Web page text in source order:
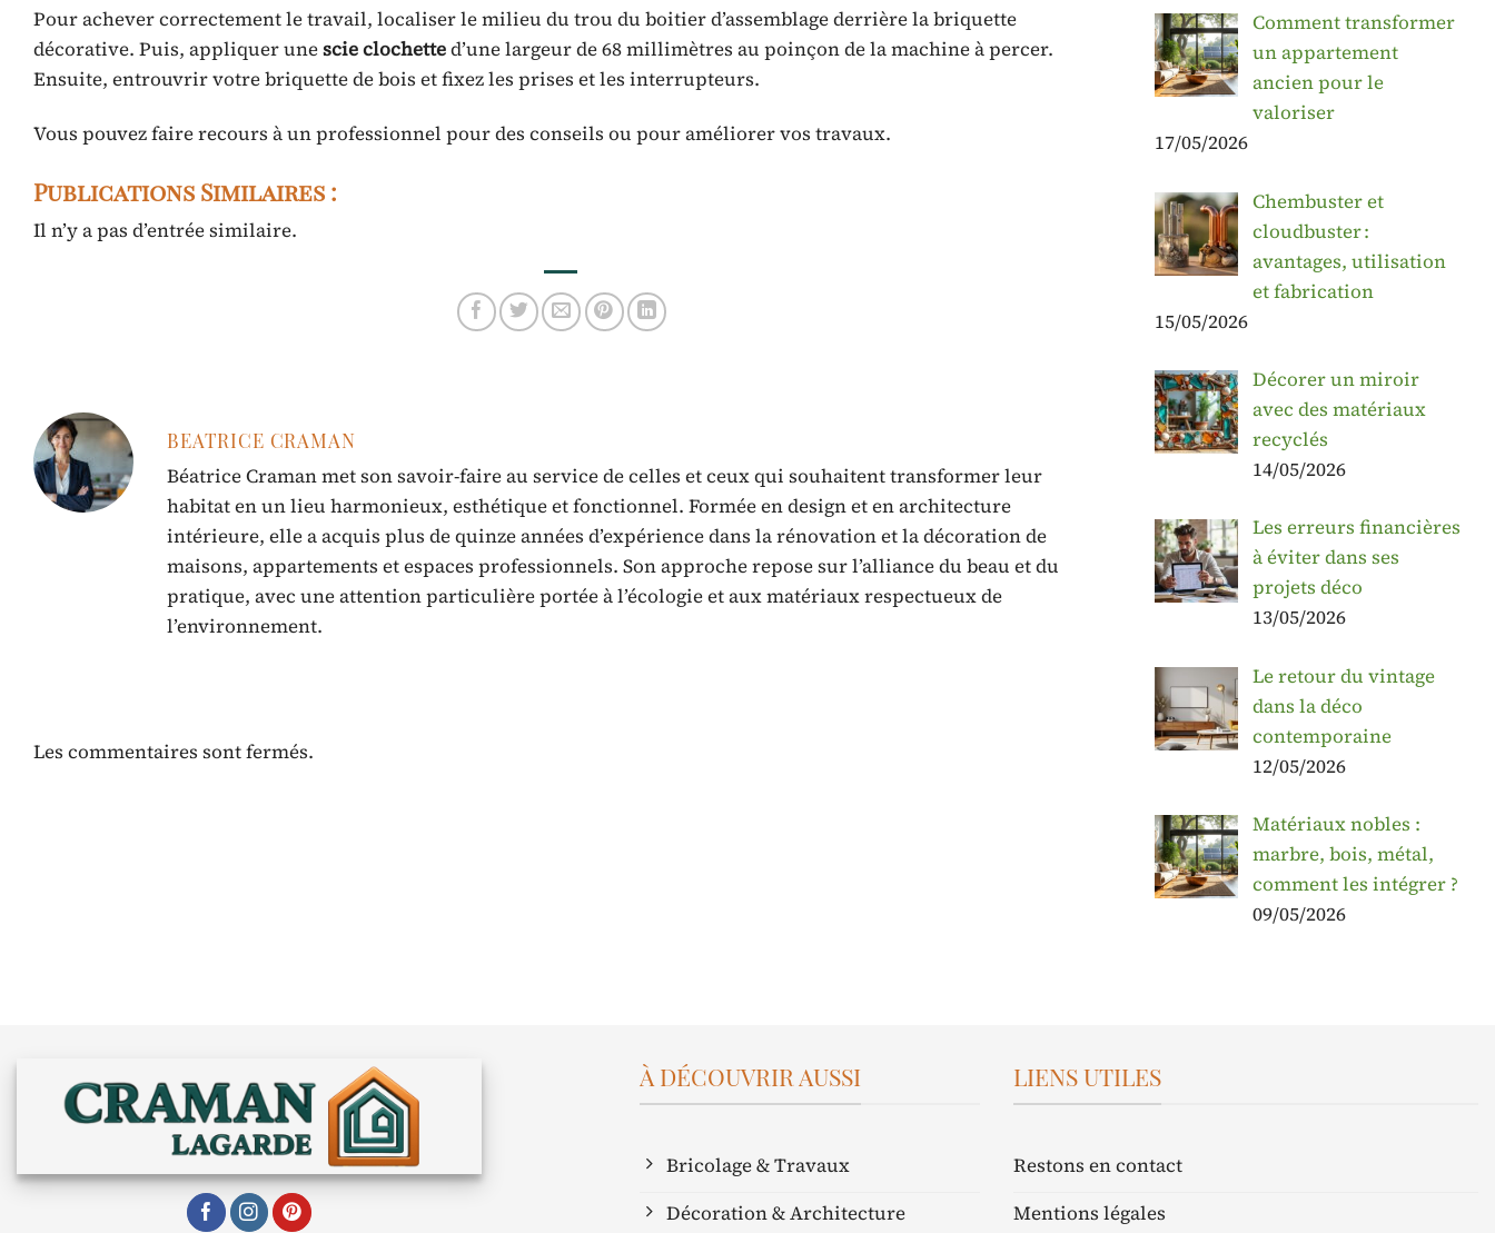
Pour achever correctement le travail, localiser le milieu du trou du boitier d’assemblage derrière la briquette
décorative. Puis, appliquer unescieclochetted’une largeur de 68 millimètres au poinçon de la machine à percer.
Ensuite, entrouvrir votre briquette de bois et fixez les prises et les interrupteurs.
Vous pouvez faire recours à un professionnel pour des conseils ou pour améliorer vos travaux.
Publications Similaires :
Il n’y a pas d’entrée similaire.
BEATRICE CRAMAN
Béatrice Craman met son savoir-faire au service de celles et ceux qui souhaitent transformer leur
habitat en un lieu harmonieux, esthétique et fonctionnel. Formée en design et en architecture
intérieure, elle a acquis plus de quinze années d’expérience dans la rénovation et la décoration de
maisons, appartements et espaces professionnels. Son approche repose sur l’alliance du beau et du
pratique, avec une attention particulière portée à l’écologie et aux matériaux respectueux de
l’environnement.
Les commentaires sont fermés.
Comment transformer
un appartement
ancien pour le
valoriser
17/05/2026
Chembuster et
cloudbuster :
avantages, utilisation
et fabrication
15/05/2026
Décorer un miroir
avec des matériaux
recyclés
14/05/2026
Les erreurs financières
à éviter dans ses
projets déco
13/05/2026
Le retour du vintage
dans la déco
contemporaine
12/05/2026
Matériaux nobles :
marbre, bois, métal,
comment les intégrer ?
09/05/2026
À DÉCOUVRIR AUSSI
Bricolage & Travaux
Décoration & Architecture
LIENS UTILES
Restons en contact
Mentions légales